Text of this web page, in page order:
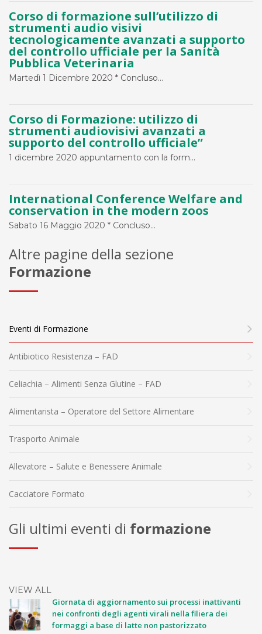
Corso di formazione sull’utilizzo di
strumenti audio visivi
tecnologicamente avanzati a supporto
del controllo ufficiale per la Sanità
Pubblica Veterinaria
Martedì 1 Dicembre 2020 * Concluso...
Corso di Formazione: utilizzo di
strumenti audiovisivi avanzati a
supporto del controllo ufficiale”
1 dicembre 2020 appuntamento con la form...
International Conference Welfare and
conservation in the modern zoos
Sabato 16 Maggio 2020 * Concluso...
Altre pagine della sezione
Formazione
Eventi di Formazione
Antibiotico Resistenza – FAD
Celiachia – Alimenti Senza Glutine – FAD
Alimentarista – Operatore del Settore Alimentare
Trasporto Animale
Allevatore – Salute e Benessere Animale
Cacciatore Formato
Gli ultimi eventi di formazione
VIEW ALL
Giornata di aggiornamento sui processi inattivanti
nei confronti degli agenti virali nella filiera dei
formaggi a base di latte non pastorizzato